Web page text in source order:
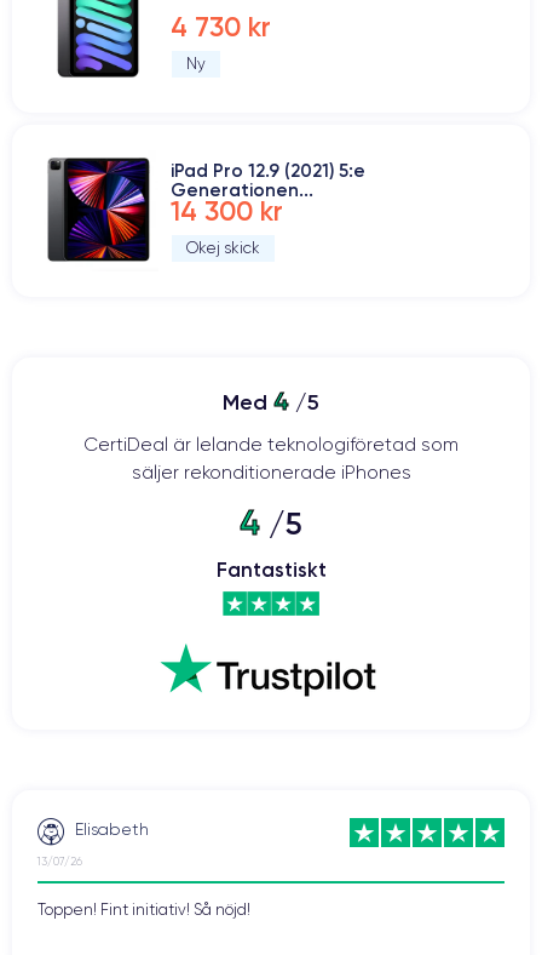
4 730 kr
Ny
iPad Pro 12.9 (2021) 5:e
Generationen...
14 300 kr
Okej skick
Med 4 /5
CertiDeal är lelande teknologiföretad som
säljer rekonditionerade iPhones
4 /5
Fantastiskt
Elisabeth
13/07/26
Toppen! Fint initiativ! Så nöjd!